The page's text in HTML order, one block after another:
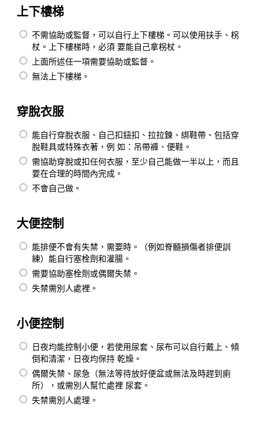
上下樓梯
不需協助或監督，可以自行上下樓梯。可以使用扶手、柺
杖。上下樓梯時，必須 要能自己拿柺杖。
上面所述任一項需要協助或監督。
無法上下樓梯。
穿脫衣服
能自行穿脫衣服、自己扣鈕扣、拉拉鍊、綁鞋帶、包括穿
脫鞋具或特殊衣著，例 如：吊帶褲、便鞋。
需協助穿脫或扣任何衣服，至少自己能做一半以上，而且
要在合理的時間內完成。
不會自己做。
大便控制
能排便不會有失禁，需要時。（例如脊髓損傷者排便訓
練）能自行塞栓劑和灌腸。
需要協助塞栓劑或偶爾失禁。
失禁需別人處裡。
小便控制
日夜均能控制小便，若使用尿套、尿布可以自行戴上、傾
倒和清潔，日夜均保持 乾燥。
偶爾失禁、尿急（無法等待放好便盆或無法及時趕到廁
所），或需別人幫忙處裡 尿套。
失禁需別人處理。